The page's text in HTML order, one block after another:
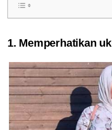
1. Memperhatikan